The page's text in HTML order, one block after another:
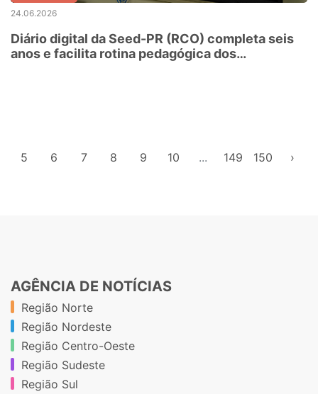
24.06.2026
Diário digital da Seed-PR (RCO) completa seis
anos e facilita rotina pedagógica dos
5 6 7 8 9 10 ... 149 150 ›
AGÊNCIA DE NOTÍCIAS
Região Norte
Região Nordeste
Região Centro-Oeste
Região Sudeste
Região Sul